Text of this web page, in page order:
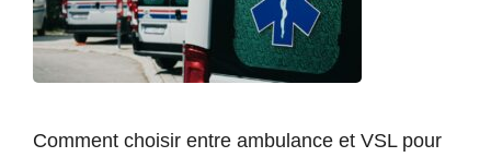
Comment choisir entre ambulance et VSL pour